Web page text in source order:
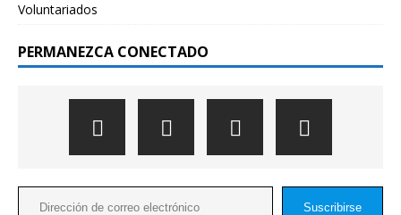
Voluntariados
PERMANEZCA CONECTADO
Suscribirse